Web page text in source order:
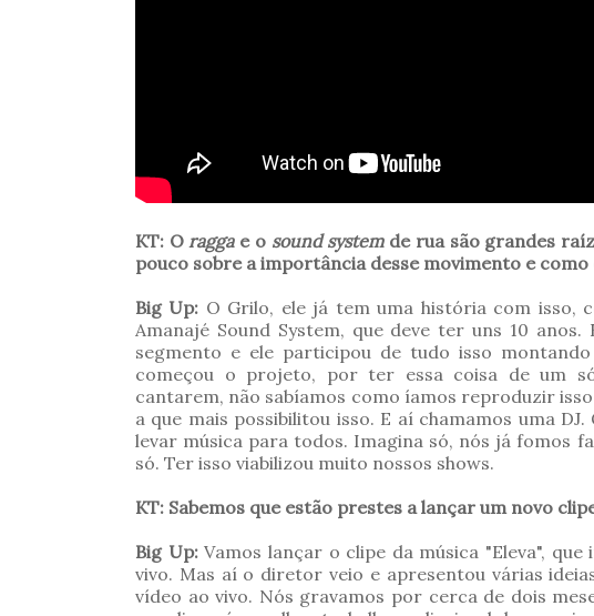
KT: O raggae o sound systemde rua são grandes
pouco sobre a importância desse movimento e
Big Up: O Grilo, ele já tem uma história com isso,
Amanajé Sound System, que deve ter uns 10
segmento e ele participou de tudo isso
começou o projeto, por ter essa coisa de um
cantarem, não sabíamos como íamos reproduzir
a que mais possibilitou isso. E aí chamamos uma
levar música para todos. Imagina só, nós já fomos
só. Ter isso viabilizou muito nossos shows.
KT: Sabemos que estão prestes a lançar um novo
Big Up:Vamos lançar o clipe da música "Eleva",
vivo. Mas aí o diretor veio e apresentou várias
vídeo ao vivo. Nós gravamos por cerca de dois